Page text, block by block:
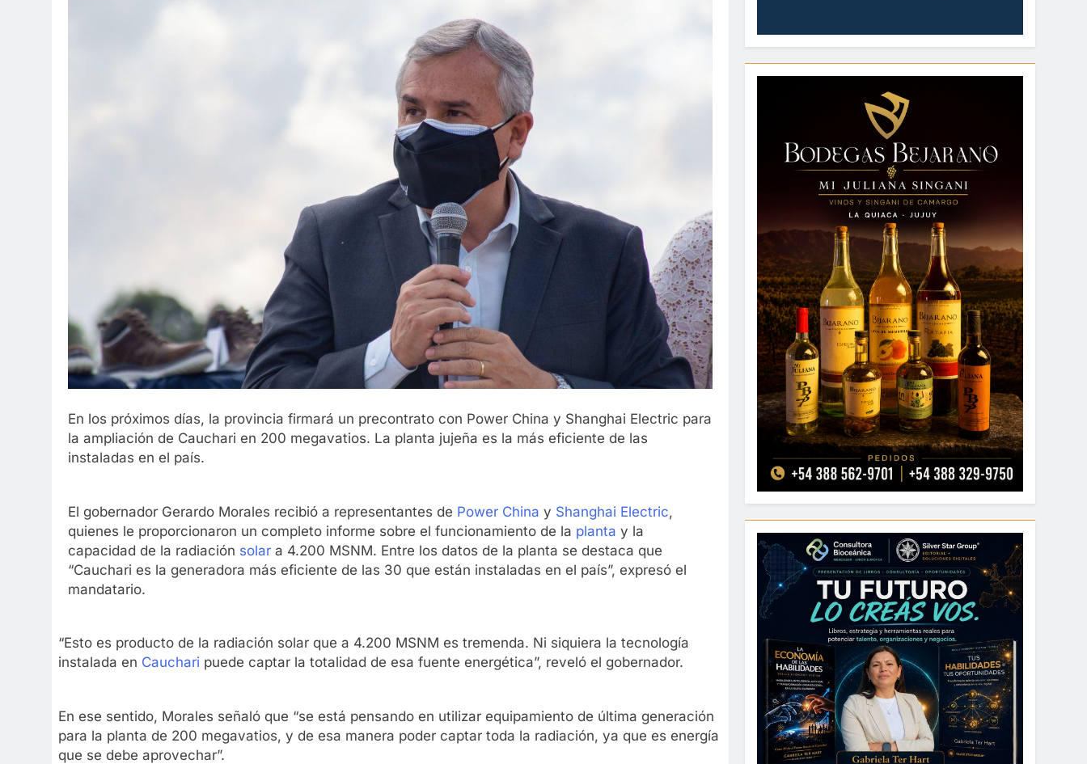
En los próximos días, la provincia firmará un precontrato con Power China y Shanghai Electric para
la ampliación de Cauchari en 200 megavatios. La planta jujeña es la más eficiente de las
instaladas en el país.
El gobernador Gerardo Morales recibió a representantes de Power China y Shanghai Electric,
quienes le proporcionaron un completo informe sobre el funcionamiento de la planta y la
capacidad de la radiación solar a 4.200 MSNM. Entre los datos de la planta se destaca que
“Cauchari es la generadora más eficiente de las 30 que están instaladas en el país”, expresó el
mandatario.
“Esto es producto de la radiación solar que a 4.200 MSNM es tremenda. Ni siquiera la tecnología
instalada en Cauchari puede captar la totalidad de esa fuente energética”, reveló el gobernador.
En ese sentido, Morales señaló que “se está pensando en utilizar equipamiento de última generación
para la planta de 200 megavatios, y de esa manera poder captar toda la radiación, ya que es energía
que se debe aprovechar”.